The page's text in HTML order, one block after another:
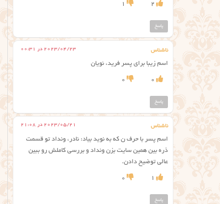
2
1
پاسخ
ناشناس 2023/04/23 در 00:31
اسم زیبا برای پسر فرید، نویان
0
0
پاسخ
ناشناس 2023/05/21 در 21:08
اسم پسر با حرف ن که به نوید بیاد: نادر، ونداد تو قسمت
ذره بین همین سایت بزن ونداد و بررسی کاملش رو ببین
عالی توضیح دادن.
1
0
پاسخ